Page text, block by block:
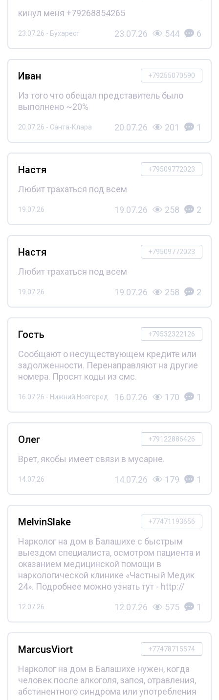
кинул меня +79268854265
23.07.26 - Бухарест 23.07.26 544 6
+79255070590
Иван
Из того что обещал представитель было
выполнено ~20%
20.07.26 - Санта-Клара 20.07.26 201 1
+79509772023
Настя
Любит трахаться под всем
19.07.26 19.07.26 258 2
+79509772023
Настя
Любит трахаться под всем
19.07.26 19.07.26 258 2
+79532322126
Гость
Сообщают о несуществующем кредите или
задолженности. Перенаправляют на другие
номера. Просят коды из смс.
16.07.26 - Нижний Новгород 16.07.26 170 1
+79122886426
Олег
Врет, якобы имеет связи в мусарне.
14.07.26 14.07.26 179 1
+77471193656
MelvinSlake
Нарколог на дом в Балашихе с быстрым
выездом специалиста, осмотром пациента и
оказанием медицинской помощи в
наркологической клинике «Частный Медик
24». Подробнее можно узнать тут - http://
12.07.26 12.07.26 575 1
+77478715574
MarcusViort
Нарколог на дом в Балашихе нужен, когда
человек после алкоголя, запоя, отравления,
абстинентного синдрома или употребления